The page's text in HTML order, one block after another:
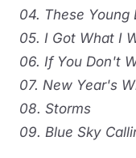
04. These Young
05. I Got What I
06. If You Don't
07. New Year's
08. Storms
09. Blue Sky